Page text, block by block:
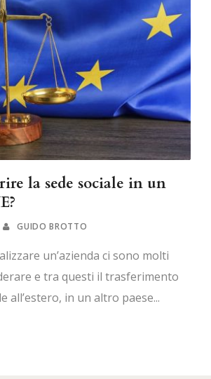
la sede sociale in un
GUIDO BROTTO
un’azienda ci sono molti
e tra questi il trasferimento
all’estero, in un altro paese...